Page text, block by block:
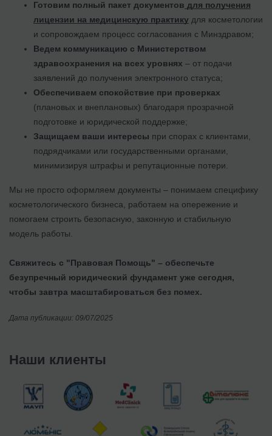
Готовим полный пакет документов для получения
лицензии на медицинскую практику для косметологии
и сопровождаем процесс согласования с Минздравом;
Ведем коммуникацию с Министерством
здравоохранения на всех уровнях – от подачи
заявлений до получения электронного статуса;
Обеспечиваем спокойствие при проверках
(плановых и внеплановых) благодаря прозрачной
подготовке и юридической поддержке;
Защищаем ваши интересы при спорах с клиентами,
подрядчиками или государственными органами,
минимизируя штрафы и репутационные потери.
Мы не просто оформляем документы – понимаем специфику
косметологического бизнеса, работаем на опережение и
помогаем строить безопасную, законную и стабильную
модель работы.
Свяжитесь с "Правовая Помощь" – обеспечьте
безупречный юридический фундамент уже сегодня,
чтобы завтра масштабироваться без помех.
Дата публикации: 09/07/2025
Наши клиенты